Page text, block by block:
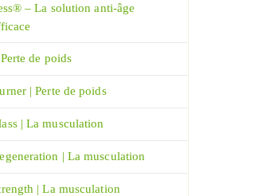
– La solution anti-âge
de poids
| Perte de poids
| La musculation
| La musculation
| La musculation